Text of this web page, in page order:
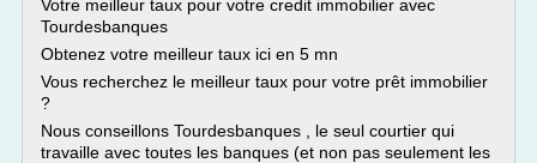
Votre meilleur taux pour votre credit immobilier avec
Tourdesbanques
Obtenez votre meilleur taux ici en 5 mn
Vous recherchez le meilleur taux pour votre prêt immobilier
?
Nous conseillons Tourdesbanques , le seul courtier qui
travaille avec toutes les banques (et non pas seulement les